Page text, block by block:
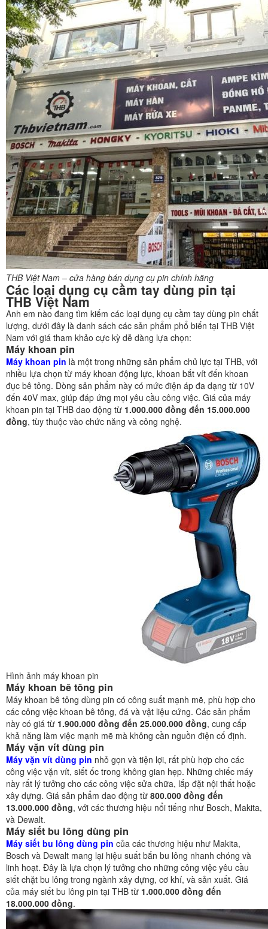
THB Việt Nam – cửa hàng bán dụng cụ pin chính hãng
Các loại dụng cụ cầm tay dùng pin tại
THB Việt Nam
Anh em nào đang tìm kiếm các loại dụng cụ cầm tay dùng pin chất
lượng, dưới đây là danh sách các sản phẩm phổ biến tại THB Việt
Nam với giá tham khảo cực kỳ dễ dàng lựa chọn:
Máy khoan pin
Máy khoan pin là một trong những sản phẩm chủ lực tại THB, với
nhiều lựa chọn từ máy khoan động lực, khoan bắt vít đến khoan
đục bê tông. Dòng sản phẩm này có mức điện áp đa dạng từ 10V
đến 40V max, giúp đáp ứng mọi yêu cầu công việc. Giá của máy
khoan pin tại THB dao động từ 1.000.000 đồng đến 15.000.000
đồng, tùy thuộc vào chức năng và công nghệ.
Hình ảnh máy khoan pin
Máy khoan bê tông pin
Máy khoan bê tông dùng pin có công suất mạnh mẽ, phù hợp cho
các công việc khoan bê tông, đá và vật liệu cứng. Các sản phẩm
này có giá từ 1.900.000 đồng đến 25.000.000 đồng, cung cấp
khả năng làm việc mạnh mẽ mà không cần nguồn điện cố định.
Máy vặn vít dùng pin
Máy vặn vít dùng pin nhỏ gọn và tiện lợi, rất phù hợp cho các
công việc vặn vít, siết ốc trong không gian hẹp. Những chiếc máy
này rất lý tưởng cho các công việc sửa chữa, lắp đặt nội thất hoặc
xây dựng. Giá sản phẩm dao động từ 800.000 đồng đến
13.000.000 đồng, với các thương hiệu nổi tiếng như Bosch, Makita,
và Dewalt.
Máy siết bu lông dùng pin
Máy siết bu lông dùng pin của các thương hiệu như Makita,
Bosch và Dewalt mang lại hiệu suất bắn bu lông nhanh chóng và
linh hoạt. Đây là lựa chọn lý tưởng cho những công việc yêu cầu
siết chặt bu lông trong ngành xây dựng, cơ khí, và sản xuất. Giá
của máy siết bu lông pin tại THB từ 1.000.000 đồng đến
18.000.000 đồng.